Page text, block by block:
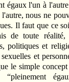
égaux l'un à
nous ne
Il faut que ce
de toute
politiques et
et
le simple